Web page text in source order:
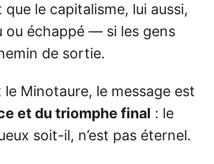
que le capitalisme, lui aussi,
ou échappé — si les gens
de sortie.
le Minotaure, le message est
et du triomphe final : le
soit-il, n’est pas éternel.